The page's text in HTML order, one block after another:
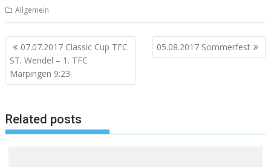
Allgemein
Beitragsnavigation
07.07.2017 Classic Cup TFC
ST. Wendel – 1. TFC
Marpingen 9:23
05.08.2017 Sommerfest
Related posts